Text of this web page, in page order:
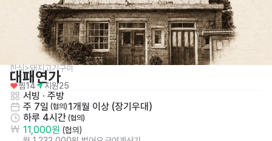
한식>돼지고기구이
대패연가
찜14 지원25
서빙 · 주방
주 7일 (협의) 1개월 이상 (장기우대)
하루 4시간 (협의)
11,000원 (협의)